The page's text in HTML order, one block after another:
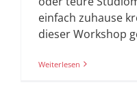
einfach zuhause
dieser Workshop
Weiterlesen